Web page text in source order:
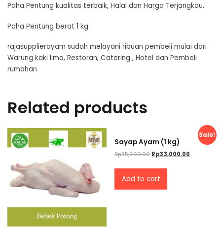
Paha Pentung kualitas terbaik, Halal dan Harga Terjangkau.
Paha Pentung berat 1 kg
rajasupplierayam sudah melayani ribuan pembeli mulai dari
Warung kaki lima, Restoran, Catering , Hotel dan Pembeli
rumahan
Related products
Sale!
Sayap Ayam (1 kg)
Rp35,000.00 Original
Rp35,000.00.
Rp33,000.00
Add to cart